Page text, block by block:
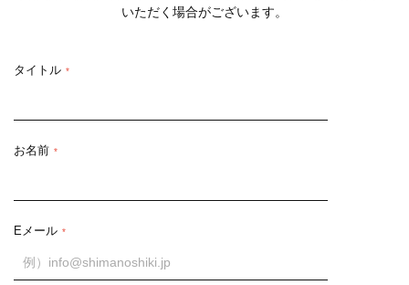
いただく場合がございます。
タイトル *
お名前 *
Eメール *